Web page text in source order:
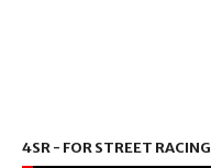
4SR - FOR STREET RACING